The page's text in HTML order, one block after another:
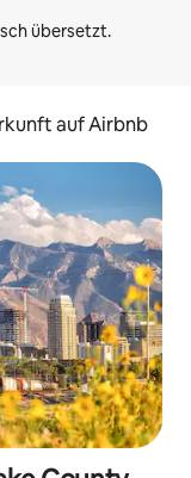
auf Airbnb